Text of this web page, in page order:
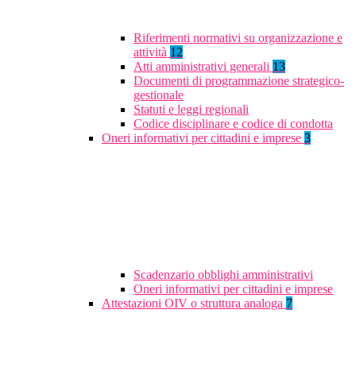
Riferimenti normativi su organizzazione e
attività 12
Atti amministrativi generali 13
Documenti di programmazione strategico-
gestionale
Statuti e leggi regionali
Codice disciplinare e codice di condotta
Oneri informativi per cittadini e imprese 3
Scadenzario obblighi amministrativi
Oneri informativi per cittadini e imprese
Attestazioni OIV o struttura analoga 7